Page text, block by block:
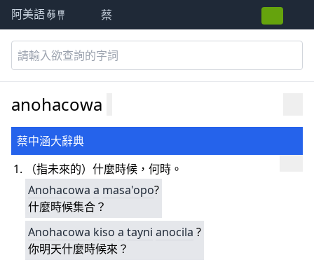
阿美語萌典 蔡
anohacowa
蔡中涵大辭典
（指未來的）什麼時候，何時。
Anohacowa a masa'opo?
什麼時候集合？
Anohacowa kiso a tayni anocila ?
你明天什麼時候來？